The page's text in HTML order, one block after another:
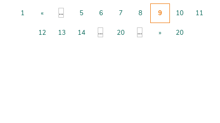
1 « ... 5 6 7 8 9 10 11
12 13 14 ... 20 ... » 20